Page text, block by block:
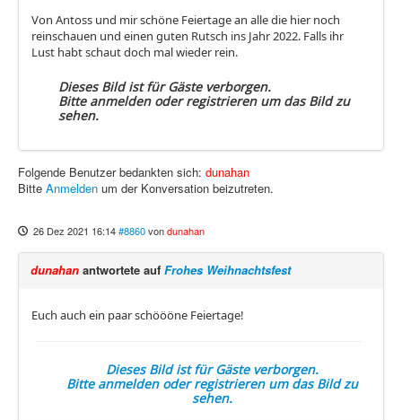
Von Antoss und mir schöne Feiertage an alle die hier noch
reinschauen und einen guten Rutsch ins Jahr 2022. Falls ihr
Lust habt schaut doch mal wieder rein.
Dieses Bild ist für Gäste verborgen.
Bitte anmelden oder registrieren um das Bild zu
sehen.
Folgende Benutzer bedankten sich: dunahan
Bitte Anmelden um der Konversation beizutreten.
26 Dez 2021 16:14#8860vondunahan
dunahan antwortete auf Frohes Weihnachtsfest
Euch auch ein paar schöööne Feiertage!
Dieses Bild ist für Gäste verborgen.
Bitte anmelden oder registrieren um das Bild zu
sehen.